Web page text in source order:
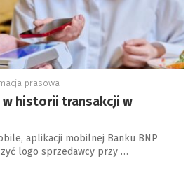
prasowa
historii transakcji w
aplikacji mobilnej Banku BNP
logo sprzedawcy przy …